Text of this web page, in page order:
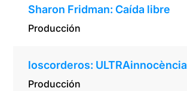
Sharon Fridman: Caída libre
Producción
loscorderos: ULTRAinnocència
Producción